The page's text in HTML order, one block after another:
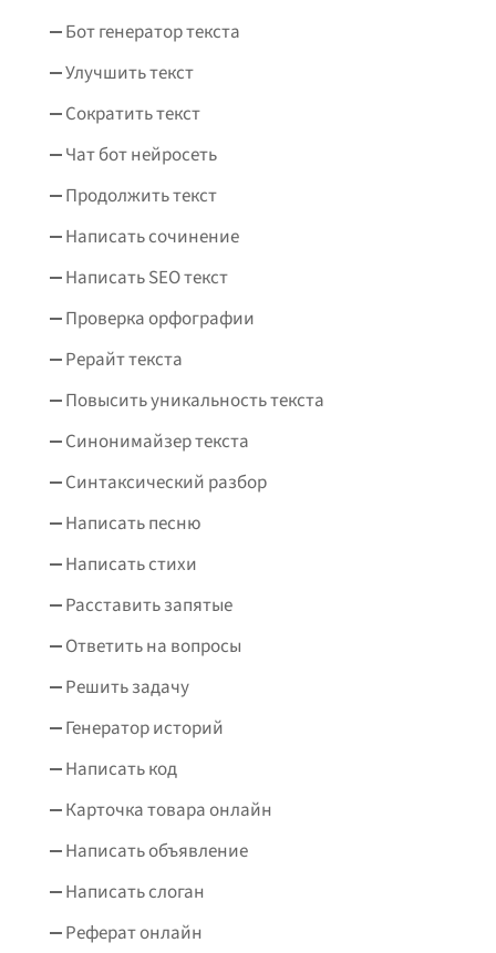
Бот генератор текста
Улучшить текст
Сократить текст
Чат бот нейросеть
Продолжить текст
Написать сочинение
Написать SEO текст
Проверка орфографии
Рерайт текста
Повысить уникальность текста
Синонимайзер текста
Синтаксический разбор
Написать песню
Написать стихи
Расставить запятые
Ответить на вопросы
Решить задачу
Генератор историй
Написать код
Карточка товара онлайн
Написать объявление
Написать слоган
Реферат онлайн